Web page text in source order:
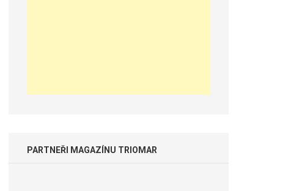
PARTNEŘI MAGAZÍNU TRIOMAR